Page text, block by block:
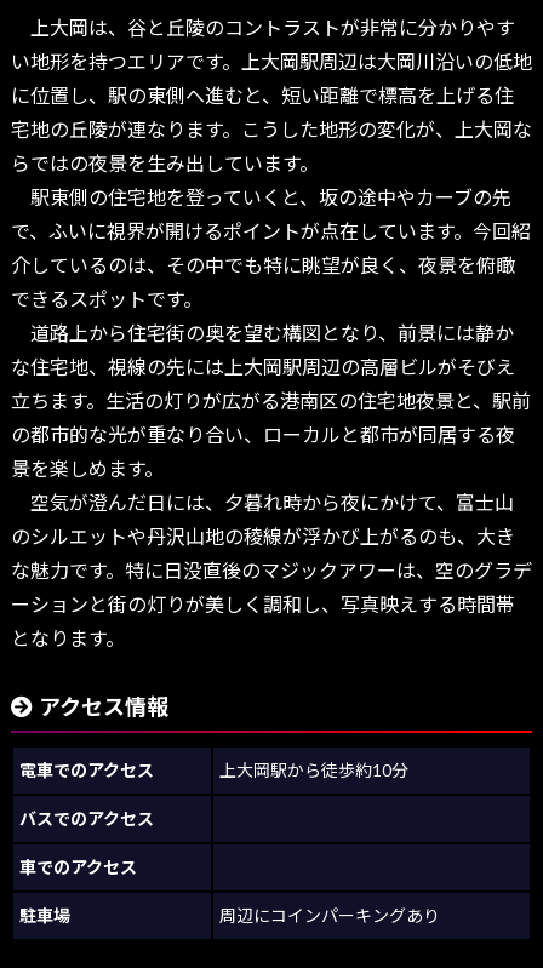
上大岡は、谷と丘陵のコントラストが非常に分かりやす
い地形を持つエリアです。上大岡駅周辺は大岡川沿いの低地
に位置し、駅の東側へ進むと、短い距離で標高を上げる住
宅地の丘陵が連なります。こうした地形の変化が、上大岡な
らではの夜景を生み出しています。
駅東側の住宅地を登っていくと、坂の途中やカーブの先
で、ふいに視界が開けるポイントが点在しています。今回紹
介しているのは、その中でも特に眺望が良く、夜景を俯瞰
できるスポットです。
道路上から住宅街の奥を望む構図となり、前景には静か
な住宅地、視線の先には上大岡駅周辺の高層ビルがそびえ
立ちます。生活の灯りが広がる港南区の住宅地夜景と、駅前
の都市的な光が重なり合い、ローカルと都市が同居する夜
景を楽しめます。
空気が澄んだ日には、夕暮れ時から夜にかけて、富士山
のシルエットや丹沢山地の稜線が浮かび上がるのも、大き
な魅力です。特に日没直後のマジックアワーは、空のグラデ
ーションと街の灯りが美しく調和し、写真映えする時間帯
となります。
アクセス情報
電車でのアクセス 上大岡駅から徒歩約10分
バスでのアクセス
車でのアクセス
駐車場 周辺にコインパーキングあり